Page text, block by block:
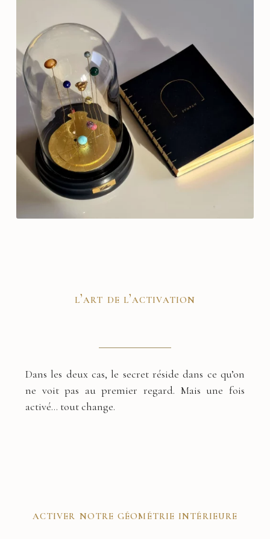
l’art de l’activation
Dans les deux cas, le secret réside dans ce qu’on
ne voit pas au premier regard. Mais une fois
activé… tout change.
activer notre géométrie intérieure